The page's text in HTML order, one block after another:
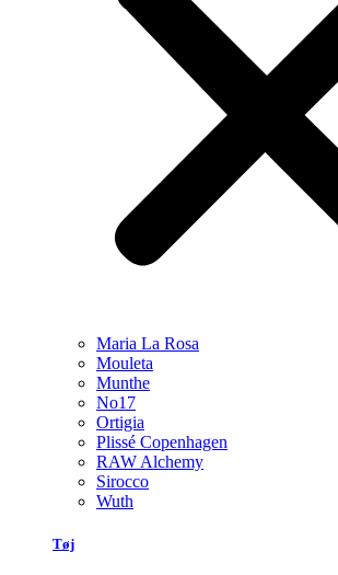
Maria La Rosa
Mouleta
Munthe
No17
Ortigia
Plissé Copenhagen
RAW Alchemy
Sirocco
Wuth
Tøj